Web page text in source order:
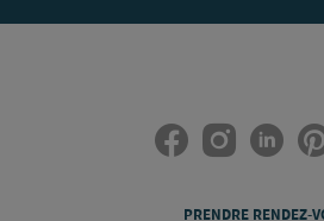
PRENDRE RENDEZ-